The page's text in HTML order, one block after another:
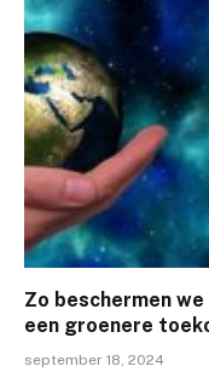
Zo beschermen
een groenere
september 18, 2024